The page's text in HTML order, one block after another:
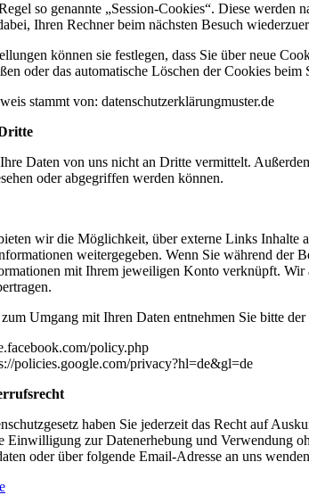
so genannte „Session-Cookies“. Diese werden
Ihren Rechner beim nächsten Besuch
können sie festlegen, dass Sie über neue
oder das automatische Löschen der Cookies
stammt von: datenschutzerklärungmuster.de
Daten von uns nicht an Dritte vermittelt.
oder abgegriffen werden können.
wir die Möglichkeit, über externe Links Inhalte
weitergegeben. Wenn Sie während der
mit Ihrem jeweiligen Konto verknüpft.
Umgang mit Ihren Daten entnehmen Sie bitte
policy.php
policies.google.com/privacy?hl=de&gl=de
haben Sie jederzeit das Recht auf
Einwilligung zur Datenerhebung und Verwendung
oder über folgende Email-Adresse an uns